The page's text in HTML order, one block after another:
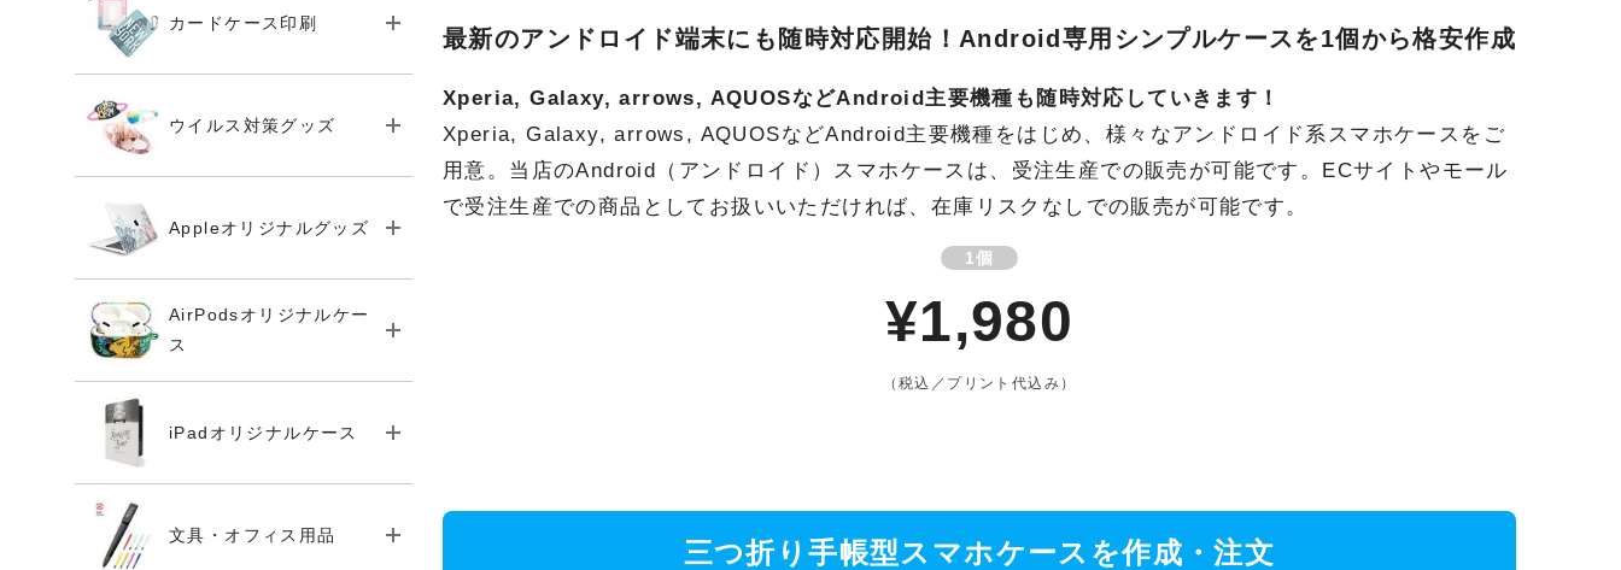
最新のアンドロイド端末にも随時対応開始！Android専用シンプルケースを1個から格安作成
Xperia, Galaxy, arrows, AQUOSなどAndroid主要機種も随時対応していきます！
Xperia, Galaxy, arrows, AQUOSなどAndroid主要機種をはじめ、様々なアンドロイド系スマホケースをご
用意。当店のAndroid（アンドロイド）スマホケースは、受注生産での販売が可能です。ECサイトやモール
で受注生産での商品としてお扱いいただければ、在庫リスクなしでの販売が可能です。
1個
¥1,980
（税込／プリント代込み）
三つ折り手帳型スマホケースを作成・注文
カードケース印刷
ウイルス対策グッズ
Appleオリジナルグッズ
AirPodsオリジナルケー
ス
iPadオリジナルケース
文具・オフィス用品